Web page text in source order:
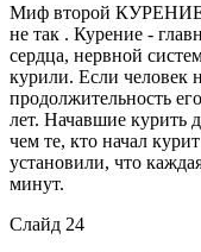
Миф второй
не так . Курение -
сердца, нервной
курили. Если человек
продолжительность
лет. Начавшие курить
чем те, кто начал
установили, что
минут.
Слайд 24